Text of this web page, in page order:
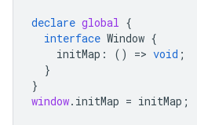
declare global {
interface Window {
initMap : () => void ;
}
}
window. initMap = initMap ;